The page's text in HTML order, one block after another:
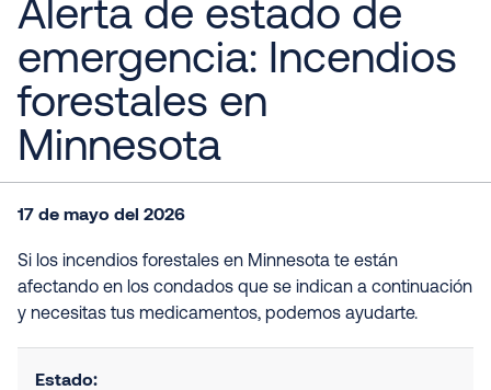
Alerta de estado de
emergencia: Incendios
forestales en
Minnesota
17 de mayo del 2026
Si los incendios forestales en Minnesota te están
afectando en los condados que se indican a continuación
y necesitas tus medicamentos, podemos ayudarte.
Estado: